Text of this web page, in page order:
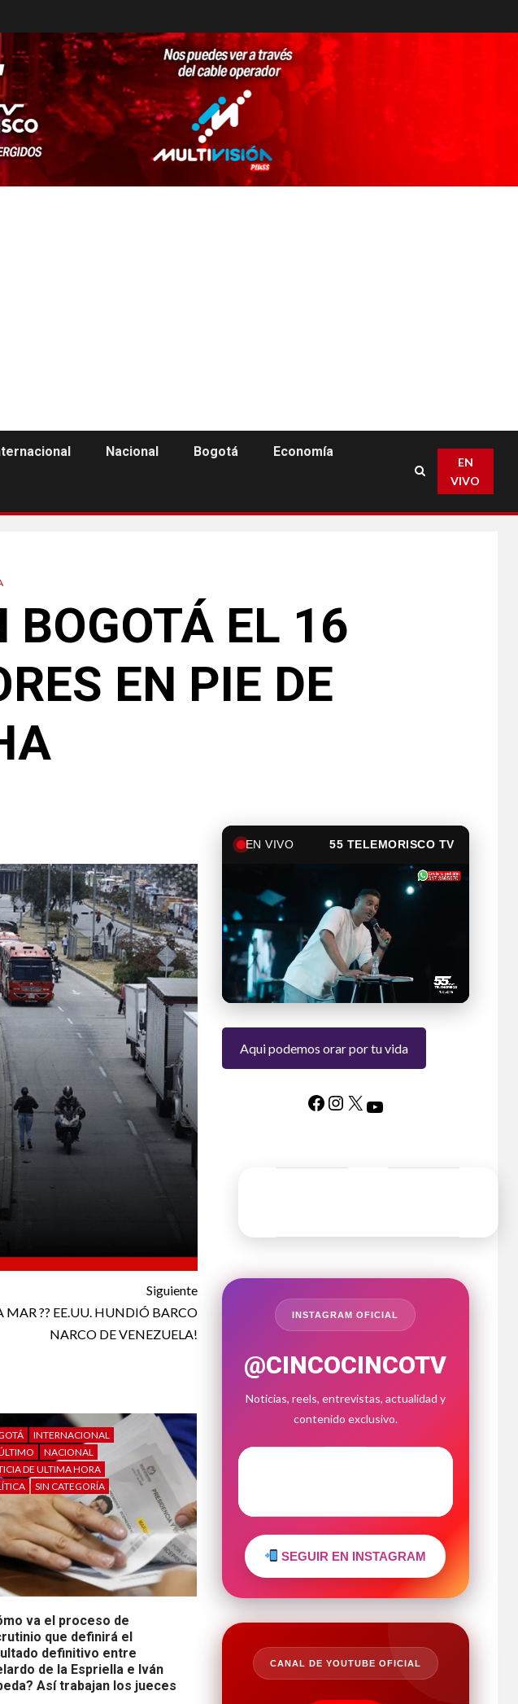
Nacional Bogotá Economía
EN
VIVO
BOGOTÁ EL 16
EN PIE DE
Siguiente
MAR ?? EE.UU. HUNDIÓ BARCO
NARCO DE VENEZUELA!
INTERNACIONAL
NACIONAL
DE ULTIMA HORA
SIN CATEGORÍA
va el proceso de
que definirá el
definitivo entre
de la Espriella e Iván
Así trabajan los jueces
EN VIVO 55 TELEMORISCO TV
Aqui podemos orar por tu vida
INSTAGRAM OFICIAL
@CINCOCINCOTV
Noticias, reels, entrevistas, actualidad y
contenido exclusivo.
SEGUIR EN INSTAGRAM
CANAL DE YOUTUBE OFICIAL